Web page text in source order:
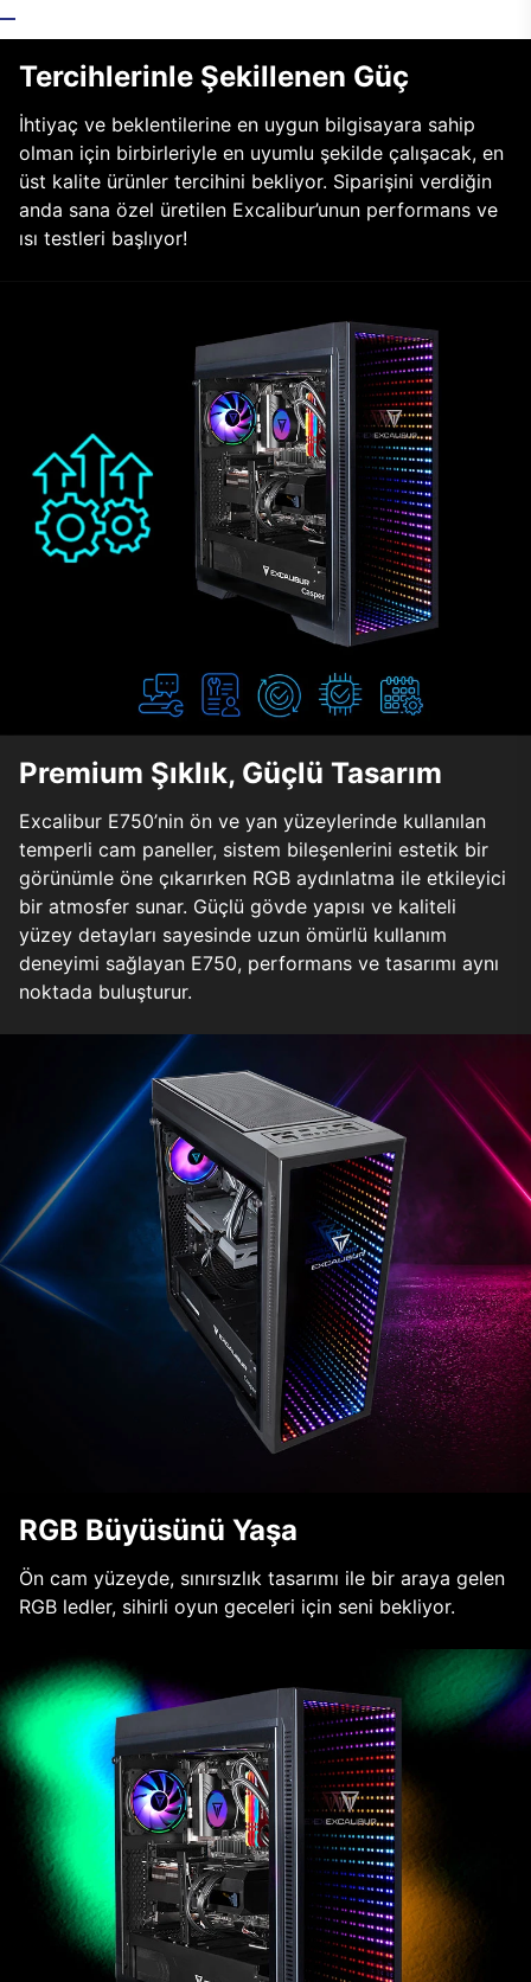
Tercihlerinle Şekillenen Güç
İhtiyaç ve beklentilerine en uygun bilgisayara sahip
olman için birbirleriyle en uyumlu şekilde çalışacak, en
üst kalite ürünler tercihini bekliyor. Siparişini verdiğin
anda sana özel üretilen Excalibur’unun performans ve
ısı testleri başlıyor!
Premium Şıklık, Güçlü Tasarım
Excalibur E750’nin ön ve yan yüzeylerinde kullanılan
temperli cam paneller, sistem bileşenlerini estetik bir
görünümle öne çıkarırken RGB aydınlatma ile etkileyici
bir atmosfer sunar. Güçlü gövde yapısı ve kaliteli
yüzey detayları sayesinde uzun ömürlü kullanım
deneyimi sağlayan E750, performans ve tasarımı aynı
noktada buluşturur.
RGB Büyüsünü Yaşa
Ön cam yüzeyde, sınırsızlık tasarımı ile bir araya gelen
RGB ledler, sihirli oyun geceleri için seni bekliyor.